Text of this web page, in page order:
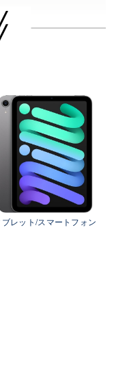
萩市・常陸太田
）
みがうら市・土
町・稲敷市・牛久
・河内町・つくば
市・下妻市・常
・境町・五霞町）
ブレット/スマートフォン